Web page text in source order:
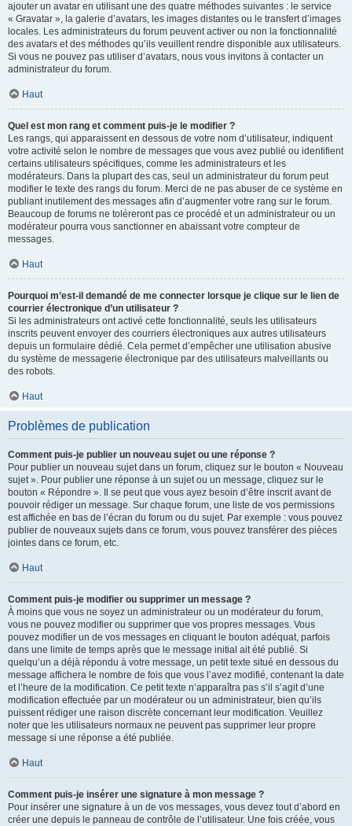
ajouter un avatar en utilisant une des quatre méthodes suivantes : le service
« Gravatar », la galerie d’avatars, les images distantes ou le transfert d’images
locales. Les administrateurs du forum peuvent activer ou non la fonctionnalité
des avatars et des méthodes qu’ils veuillent rendre disponible aux utilisateurs.
Si vous ne pouvez pas utiliser d’avatars, nous vous invitons à contacter un
administrateur du forum.
Haut
Quel est mon rang et comment puis-je le modifier ?
Les rangs, qui apparaissent en dessous de votre nom d’utilisateur, indiquent
votre activité selon le nombre de messages que vous avez publié ou identifient
certains utilisateurs spécifiques, comme les administrateurs et les
modérateurs. Dans la plupart des cas, seul un administrateur du forum peut
modifier le texte des rangs du forum. Merci de ne pas abuser de ce système en
publiant inutilement des messages afin d’augmenter votre rang sur le forum.
Beaucoup de forums ne toléreront pas ce procédé et un administrateur ou un
modérateur pourra vous sanctionner en abaissant votre compteur de
messages.
Haut
Pourquoi m’est-il demandé de me connecter lorsque je clique sur le lien de
courrier électronique d’un utilisateur ?
Si les administrateurs ont activé cette fonctionnalité, seuls les utilisateurs
inscrits peuvent envoyer des courriers électroniques aux autres utilisateurs
depuis un formulaire dédié. Cela permet d’empêcher une utilisation abusive
du système de messagerie électronique par des utilisateurs malveillants ou
des robots.
Haut
Problèmes de publication
Comment puis-je publier un nouveau sujet ou une réponse ?
Pour publier un nouveau sujet dans un forum, cliquez sur le bouton « Nouveau
sujet ». Pour publier une réponse à un sujet ou un message, cliquez sur le
bouton « Répondre ». Il se peut que vous ayez besoin d’être inscrit avant de
pouvoir rédiger un message. Sur chaque forum, une liste de vos permissions
est affichée en bas de l’écran du forum ou du sujet. Par exemple : vous pouvez
publier de nouveaux sujets dans ce forum, vous pouvez transférer des pièces
jointes dans ce forum, etc.
Haut
Comment puis-je modifier ou supprimer un message ?
À moins que vous ne soyez un administrateur ou un modérateur du forum,
vous ne pouvez modifier ou supprimer que vos propres messages. Vous
pouvez modifier un de vos messages en cliquant le bouton adéquat, parfois
dans une limite de temps après que le message initial ait été publié. Si
quelqu’un a déjà répondu à votre message, un petit texte situé en dessous du
message affichera le nombre de fois que vous l’avez modifié, contenant la date
et l’heure de la modification. Ce petit texte n’apparaîtra pas s’il s’agit d’une
modification effectuée par un modérateur ou un administrateur, bien qu’ils
puissent rédiger une raison discrète concernant leur modification. Veuillez
noter que les utilisateurs normaux ne peuvent pas supprimer leur propre
message si une réponse a été publiée.
Haut
Comment puis-je insérer une signature à mon message ?
Pour insérer une signature à un de vos messages, vous devez tout d’abord en
créer une depuis le panneau de contrôle de l’utilisateur. Une fois créée, vous